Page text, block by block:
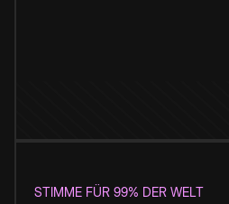
STIMME FÜR 99% DER WELT